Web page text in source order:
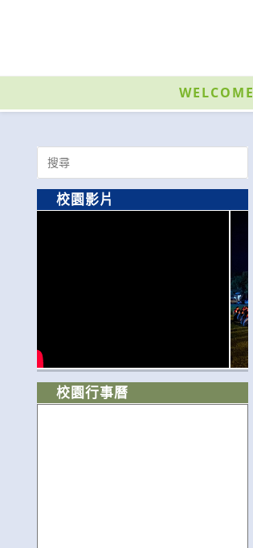
內
WELCOME
Search
for:
校園影片
校園行事曆